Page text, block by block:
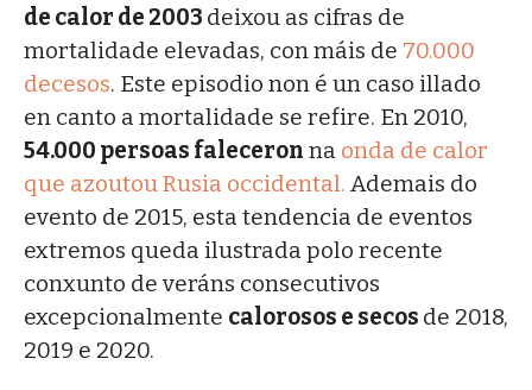
de calor de 2003 deixou as cifras de
mortalidade elevadas, con máis de 70.000
decesos. Este episodio non é un caso illado
en canto a mortalidade se refire. En 2010,
54.000 persoas faleceron na onda de calor
que azoutou Rusia occidental. Ademais do
evento de 2015, esta tendencia de eventos
extremos queda ilustrada polo recente
conxunto de veráns consecutivos
excepcionalmente calorosos e secos de 2018,
2019 e 2020.